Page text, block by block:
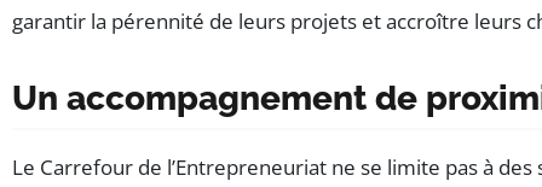
garantir la pérennité de leurs projets et accroître leurs
Un accompagnement de
Le Carrefour de l’Entrepreneuriat ne se limite pas à